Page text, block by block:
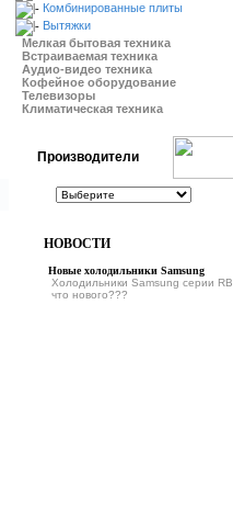
Комбинированные плиты
Вытяжки
Мелкая бытовая техника
Встраиваемая техника
Аудио-видео техника
Кофейное оборудование
Телевизоры
Климатическая техника
Производители
НОВОСТИ
Новые холодильники Samsung
Холодильники Samsung серии RB,
что нового???